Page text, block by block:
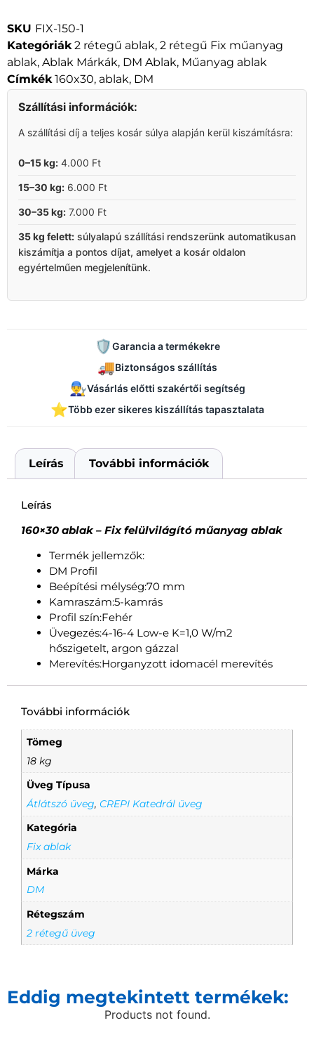
SKU FIX-150-1
Kategóriák 2 rétegű ablak, 2 rétegű Fix műanyag
ablak, Ablak Márkák, DM Ablak, Műanyag ablak
Címkék 160x30, ablak, DM
Szállítási információk:
A szállítási díj a teljes kosár súlya alapján kerül kiszámításra:
0–15 kg: 4.000 Ft
15–30 kg: 6.000 Ft
30–35 kg: 7.000 Ft
35 kg felett: súlyalapú szállítási rendszerünk automatikusan
kiszámítja a pontos díjat, amelyet a kosár oldalon
egyértelműen megjelenítünk.
🛡️Garancia a termékekre
🚚Biztonságos szállítás
👨‍🔧Vásárlás előtti szakértői segítség
⭐Több ezer sikeres kiszállítás tapasztalata
Leírás További információk
Leírás
160×30 ablak – Fix felülvilágító műanyag ablak
Termék jellemzők:
DM Profil
Beépítési mélység:70 mm
Kamraszám:5-kamrás
Profil szín:Fehér
Üvegezés:4-16-4 Low-e K=1,0 W/m2
hőszigetelt, argon gázzal
Merevítés:Horganyzott idomacél merevítés
További információk
Tömeg
18 kg
Üveg Típusa
Átlátszó üveg, CREPI Katedrál üveg
Kategória
Fix ablak
Márka
DM
Rétegszám
2 rétegű üveg
Eddig megtekintett termékek:
Products not found.